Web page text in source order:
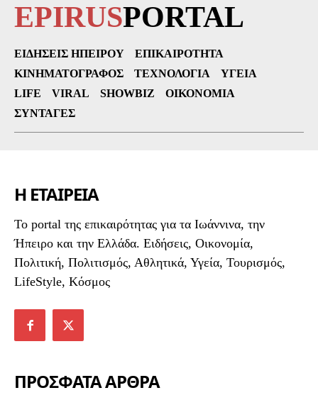
EPIRUSPORTAL
ΕΙΔΉΣΕΙΣ ΗΠΕΊΡΟΥ
ΕΠΙΚΑΙΡΌΤΗΤΑ
ΚΙΝΗΜΑΤΟΓΡΆΦΟΣ
ΤΕΧΝΟΛΟΓΊΑ
ΥΓΕΊΑ
LIFE
VIRAL SHOWBIZ
ΟΙΚΟΝΟΜΊΑ
ΣΥΝΤΑΓΈΣ
Η ΕΤΑΙΡΕΙΑ
To portal της επικαιρότητας για τα Ιωάννινα, την
Ήπειρο και την Ελλάδα. Ειδήσεις, Οικονομία,
Πολιτική, Πολιτισμός, Αθλητικά, Υγεία, Τουρισμός,
LifeStyle, Κόσμος
ΠΡΟΣΦΑΤΑ ΑΡΘΡΑ